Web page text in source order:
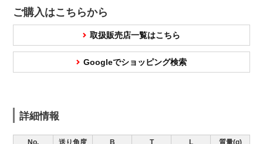
ご購入はこちらから
取扱販売店一覧はこちら
Googleでショッピング検索
詳細情報